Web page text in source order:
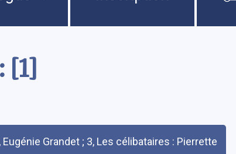
[1]
Grandet ; 3, Les célibataires : Pierrette